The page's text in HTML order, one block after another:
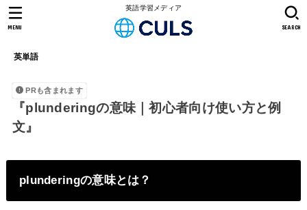
英語学習メディア
英単語
SEARCH
MENU
PRも含まれます
『plunderingの意味｜初心者向け使い方と例
文』
plunderingの意味とは？